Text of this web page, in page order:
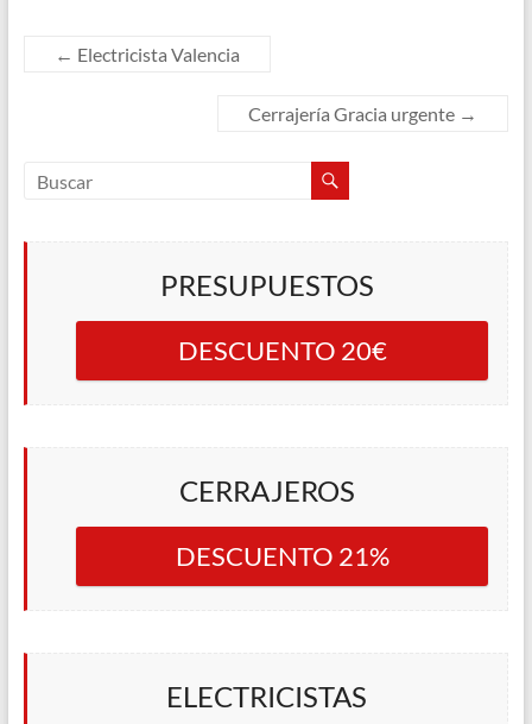
← Electricista Valencia
Cerrajería Gracia urgente →
PRESUPUESTOS
DESCUENTO 20€
CERRAJEROS
DESCUENTO 21%
ELECTRICISTAS